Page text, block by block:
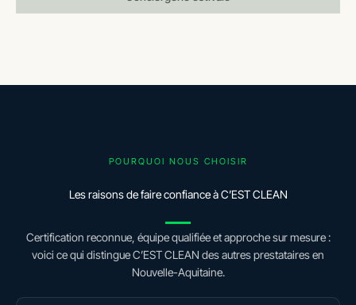
POURQUOI NOUS CHOISIR
Les raisons de faire confiance à C’EST CLEAN
Certification reconnue, équipe qualifiée et approche sur mesure :
voici ce qui distingue C’EST CLEAN des autres prestataires en
Nouvelle-Aquitaine.